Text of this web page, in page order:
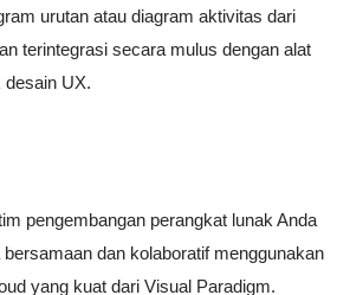
urutan atau diagram aktivitas dari
terintegrasi secara mulus dengan alat
UX.
pengembangan perangkat lunak Anda
dan kolaboratif menggunakan
yang kuat dari Visual Paradigm.